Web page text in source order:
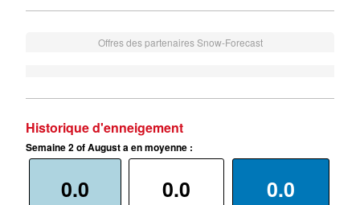
Offres des partenaires Snow-Forecast
Historique d'enneigement
Semaine 2 of August a en moyenne :
0.0 0.0 0.0